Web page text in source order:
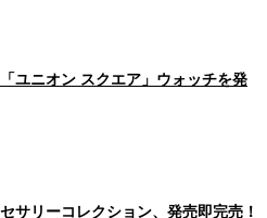
ユニオン スクエア」ウォッチを発
サリーコレクション、発売即完売！